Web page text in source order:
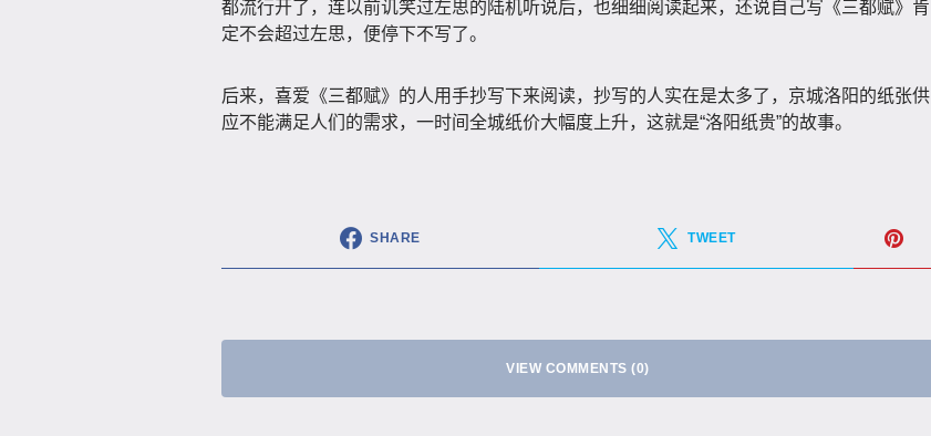
都流行开了，连以前讥笑过左思的陆机听说后，也细细阅读起来，还说自己写《三都赋》肯
定不会超过左思，便停下不写了。
后来，喜爱《三都赋》的人用手抄写下来阅读，抄写的人实在是太多了，京城洛阳的纸张供
应不能满足人们的需求，一时间全城纸价大幅度上升，这就是“洛阳纸贵”的故事。
SHARE TWEET
VIEW COMMENTS (0)